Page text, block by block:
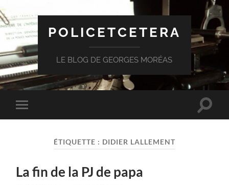
POLICETCETERA
LE BLOG DE GEORGES MORÉAS
Toggle
mobile
Toggle
ÉTIQUETTE : DIDIER LALLEMENT
La fin de la PJ de papa